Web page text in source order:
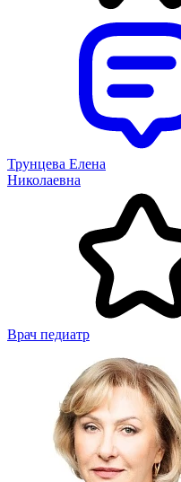
Трунцева Елена
Николаевна
Врач педиатр